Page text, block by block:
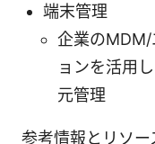
端末管理
企業のMDM/
ョンを活用
元管理
参考情報とリソー